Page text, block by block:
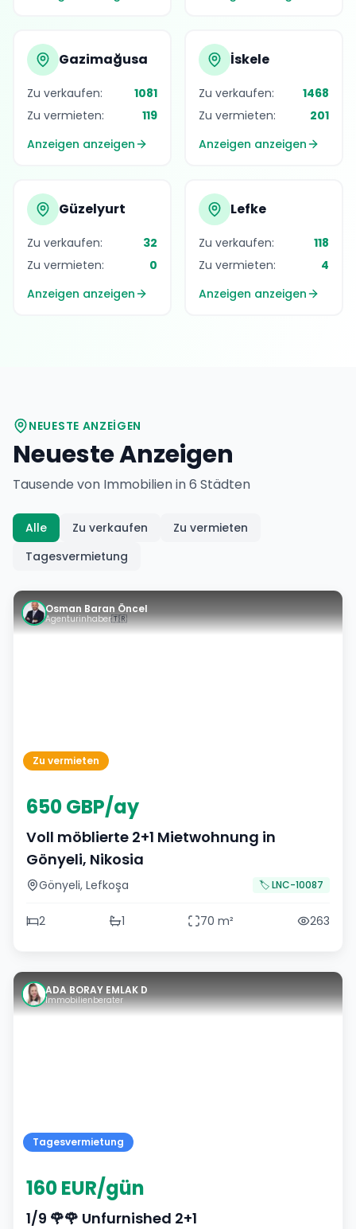
Gazimağusa
Zu verkaufen:
1081
Zu vermieten:
119
Anzeigen anzeigen
İskele
Zu verkaufen:
1468
Zu vermieten:
201
Anzeigen anzeigen
Güzelyurt
Zu verkaufen:
32
Zu vermieten:
0
Anzeigen anzeigen
Lefke
Zu verkaufen:
118
Zu vermieten:
4
Anzeigen anzeigen
NEUESTE ANZEIGEN
Neueste Anzeigen
Tausende von Immobilien in 6 Städten
Alle Zu verkaufen
Zu vermieten
Tagesvermietung
Zu vermieten
Osman Baran Öncel
Agenturinhaber🇹🇷
650 GBP/ay
Voll möblierte 2+1 Mietwohnung in
Gönyeli, Nikosia
Gönyeli, Lefkoşa 🏷️LNC-10087
2 1 70 m² 263
Tagesvermietung
ADA BORAY EMLAK D
Immobilienberater
160 EUR/gün
1/9 🌹🌹 Unfurnished 2+1